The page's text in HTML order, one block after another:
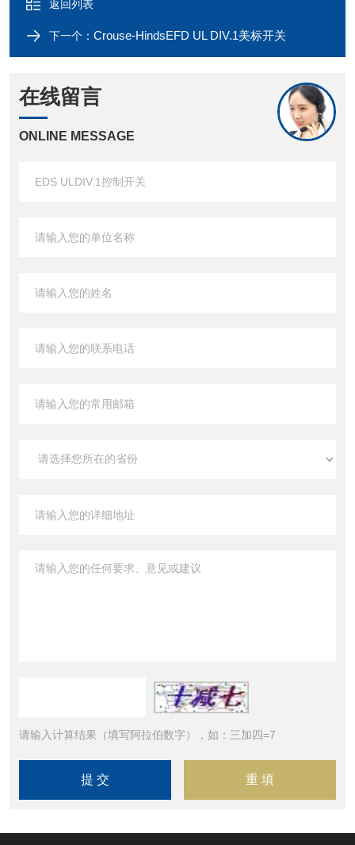
返回列表
下一个： Crouse-HindsEFD UL DIV.1美标开关
在线留言
ONLINE MESSAGE
请输入计算结果（填写阿拉伯数字），如：三加四=7